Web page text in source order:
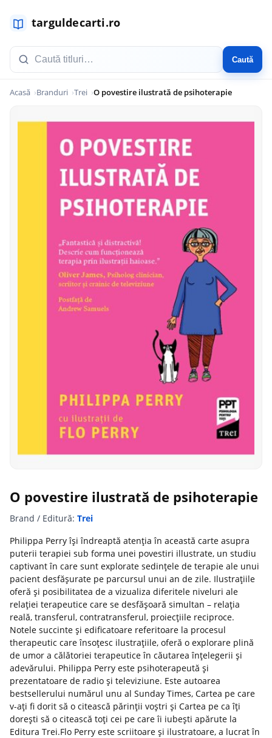
Caută
Acasă Branduri Trei O povestire ilustrată de psihoterapie
O povestire ilustrată de psihoterapie
Brand / Editură: Trei
Philippa Perry își îndreaptă atenția în această carte asupra
puterii terapiei sub forma unei povestiri illustrate, un studiu
captivant în care sunt explorate sedințele de terapie ale unui
pacient desfășurate pe parcursul unui an de zile. Ilustrațiile
oferă și posibilitatea de a vizualiza diferitele niveluri ale
relației terapeutice care se desfășoară simultan – relația
reală, transferul, contratransferul, proiecțiile reciproce.
Notele succinte și edificatoare referitoare la procesul
therapeutic care însoțesc ilustrațiile, oferă o explorare plină
de umor a călătoriei terapeutice în căutarea înțelegerii și
adevărului. Philippa Perry este psihoterapeută și
prezentatoare de radio și televiziune. Este autoarea
bestsellerului numărul unu al Sunday Times, Cartea pe care
v-ați fi dorit să o citească părinții voștri și Cartea pe ca îți
dorești să o citească toți cei pe care îi iubești apărute la
Editura Trei.Flo Perry este scriitoare și ilustratoare, a lucrat în